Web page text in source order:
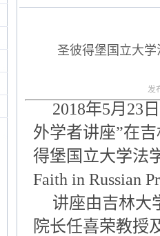
圣彼得堡国立大学
发
2018年5月23
外学者讲座”在
得堡国立大学法
Faith in Russian
讲座由吉林大
院长任喜荣教授